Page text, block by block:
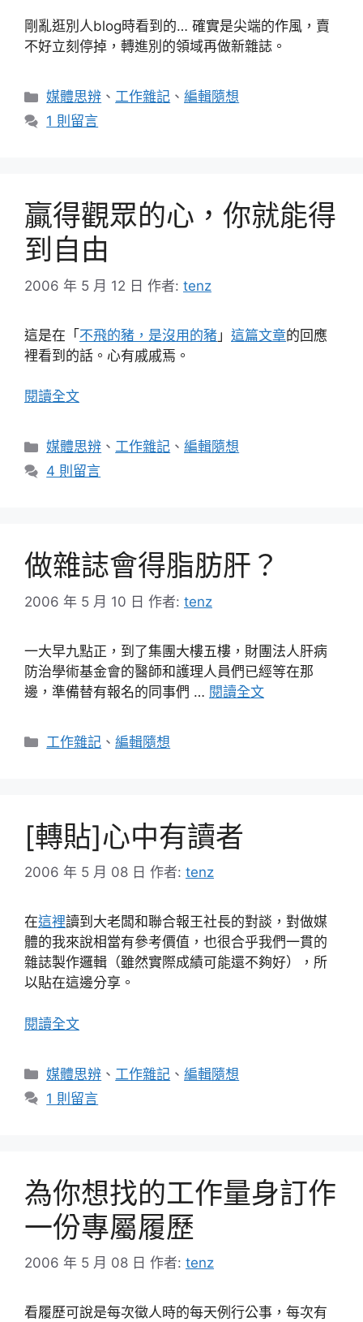
剛亂逛別人blog時看到的… 確實是尖端的作風，賣
不好立刻停掉，轉進別的領域再做新雜誌。
分
類
媒體思辨 、工作雜記 、編輯隨想
1 則留言
贏得觀眾的心，你就能得
到自由
2006 年 5 月 12 日 作者: tenz
這是在「不飛的豬，是沒用的豬 」 這篇文章的回應
裡看到的話。心有戚戚焉。
閱讀全文
分
類
媒體思辨 、工作雜記 、編輯隨想
4 則留言
做雜誌會得脂肪肝？
2006 年 5 月 10 日 作者: tenz
一大早九點正，到了集團大樓五樓，財團法人肝病
防治學術基金會的醫師和護理人員們已經等在那
邊，準備替有報名的同事們 … 閱讀全文
分
工作雜記 、編輯隨想
[轉貼]心中有讀者
2006 年 5 月 08 日 作者: tenz
在這裡讀到大老闆和聯合報王社長的對談，對做媒
體的我來說相當有參考價值，也很合乎我們一貫的
雜誌製作邏輯（雖然實際成績可能還不夠好），所
以貼在這邊分享。
閱讀全文
分
類
媒體思辨 、 工作雜記 、編輯隨想
1 則留言
為你想找的工作量身訂作
一份專屬履歷
2006 年 5 月 08 日 作者: tenz
看履歷可說是每次徵人時的每天例行公事，每次有